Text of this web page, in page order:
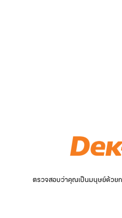
ตรวจสอบว่าคุณเป็นมนุษย์ด้วยก